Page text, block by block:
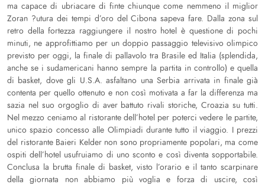
ma capace di ubriacare di finte chiunque come nemmeno il miglior
Zoran ?utura dei tempi d’oro del Cibona sapeva fare. Dalla zona sul
retro della fortezza raggiungere il nostro hotel è questione di pochi
minuti, ne approfittiamo per un doppio passaggio televisivo olimpico
previsto per oggi, la finale di pallavolo tra Brasile ed Italia (splendida,
anche se i sudamericani hanno sempre la partita in controllo) e quella
di basket, dove gli U.S.A. asfaltano una Serbia arrivata in finale già
contenta per quello ottenuto e non così motivata a far la differenza ma
sazia nel suo orgoglio di aver battuto rivali storiche, Croazia su tutti.
Nel mezzo ceniamo al ristorante dell’hotel per poterci vedere le partite,
unico spazio concesso alle Olimpiadi durante tutto il viaggio. I prezzi
del ristorante Baieri Kelder non sono propriamente popolari, ma come
ospiti dell’hotel usufruiamo di uno sconto e così diventa sopportabile.
Conclusa la brutta finale di basket, visto l’orario e il tanto scarpinare
della giornata non abbiamo più voglia e forza di uscire, così